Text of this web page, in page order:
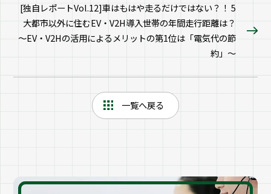
[独自レポートVol.12]車はもはや走るだけではない？！ 5
大都市以外に住むEV・V2H導入世帯の年間走行距離は？
～EV・V2Hの活用によるメリットの第1位は「電気代の節
約」～
一覧へ戻る